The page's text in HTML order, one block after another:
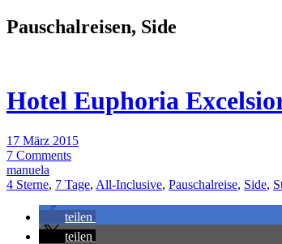
Pauschalreisen, Side
Hotel Euphoria
17 März 2015
7 Comments
manuela
4 Sterne, 7 Tage, All-Inclusive, Pauschalreise, Side,
teilen
teilen